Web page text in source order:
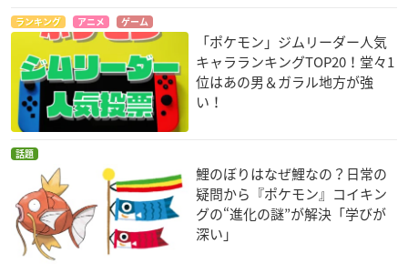
ランキング アニメ ゲーム
「ポケモン」ジムリーダー人気
キャラランキングTOP20！堂々1
位はあの男＆ガラル地方が強
い！
話題
鯉のぼりはなぜ鯉なの？日常の
疑問から『ポケモン』コイキン
グの“進化の謎”が解決「学びが
深い」